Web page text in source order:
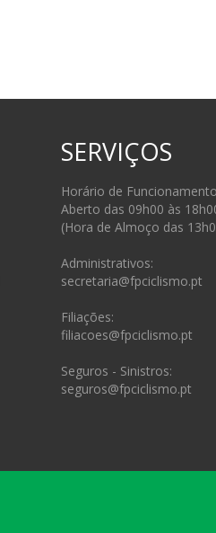
SERVIÇOS
Horário de
Aberto das 09h00 às
(Hora de Almoço das
Administrativos:
secretaria@fpciclismo.pt
Filiações:
filiacoes@fpciclismo.pt
Seguros - Sinistros:
seguros@fpciclismo.pt